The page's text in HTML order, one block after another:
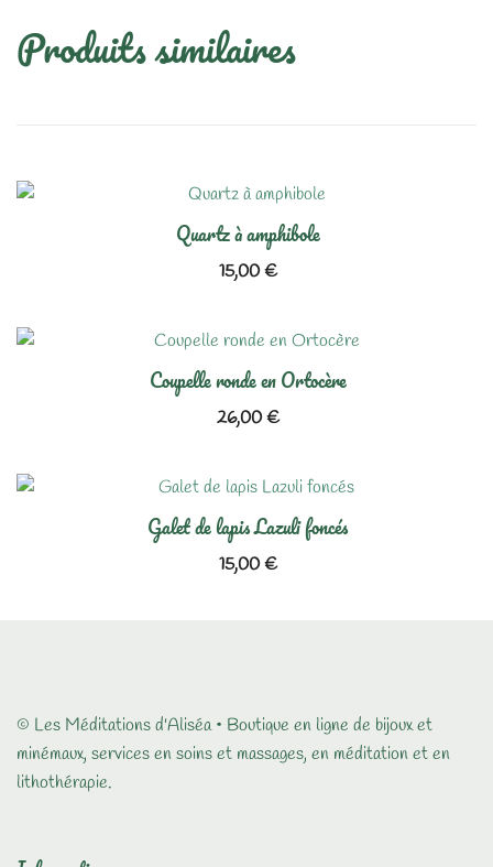
Produits similaires
Quartz à amphibole
15,00€
Coupelle ronde en Ortocère
26,00€
Galet de lapis Lazuli foncés
15,00€
© Les Méditations d'Aliséa • Boutique en ligne de bijoux et
minémaux, services en soins et massages, en méditation et en
lithothérapie.